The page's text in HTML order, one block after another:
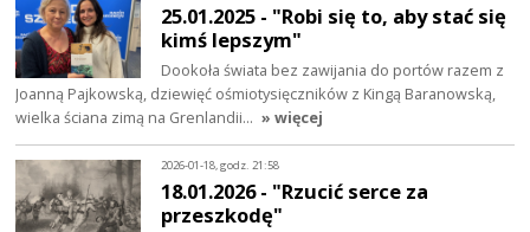
25.01.2025 - "Robi się to, aby stać się
kimś lepszym"
Dookoła świata bez zawijania do portów razem z
Joanną Pajkowską, dziewięć ośmiotysięczników z Kingą Baranowską,
wielka ściana zimą na Grenlandii… » więcej
2026-01-18, godz. 21:58
18.01.2026 - "Rzucić serce za
przeszkodę"